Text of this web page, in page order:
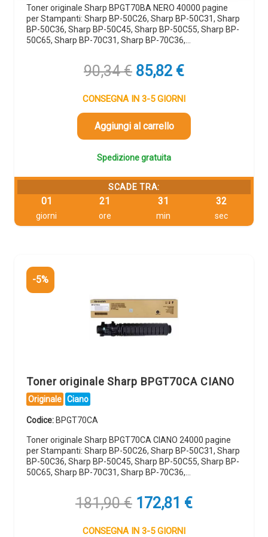
Toner originale Sharp BPGT70BA NERO 40000 pagine
per Stampanti: Sharp BP-50C26, Sharp BP-50C31, Sharp
BP-50C36, Sharp BP-50C45, Sharp BP-50C55, Sharp BP-
50C65, Sharp BP-70C31, Sharp BP-70C36,…
90,34€ Il
originale
era:
90,34 €.
85,82 €Il
attuale
è:
CONSEGNA IN 3-5 GIORNI
Aggiungi al carrello
Spedizione gratuita
SCADE TRA:
01
giorni
21
ore
31
min
32
sec
-5%
Toner originale Sharp BPGT70CA CIANO
Originale Ciano
Codice: BPGT70CA
Toner originale Sharp BPGT70CA CIANO 24000 pagine
per Stampanti: Sharp BP-50C26, Sharp BP-50C31, Sharp
BP-50C36, Sharp BP-50C45, Sharp BP-50C55, Sharp BP-
50C65, Sharp BP-70C31, Sharp BP-70C36,…
181,90€ Il
originale
172,81 €Il
CONSEGNA IN 3-5 GIORNI